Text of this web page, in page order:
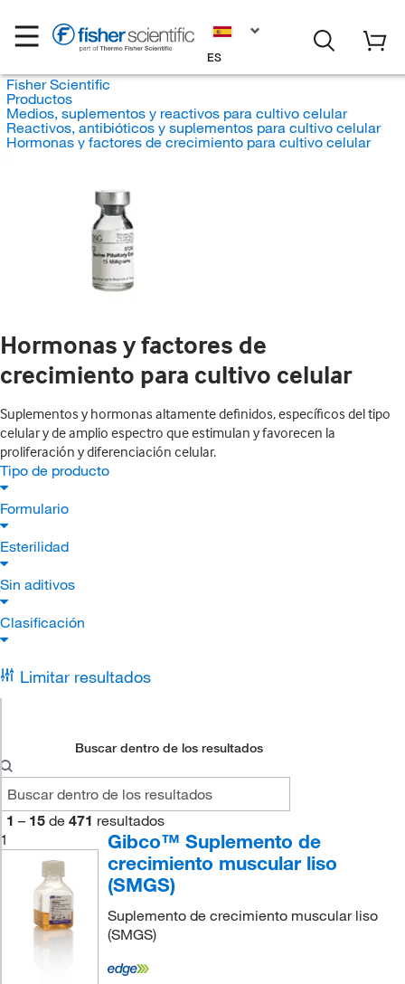
ES
Fisher Scientific
Productos
Medios, suplementos y reactivos para cultivo celular
Reactivos, antibióticos y suplementos para cultivo celular
Hormonas y factores de crecimiento para cultivo celular
Hormonas y factores de
crecimiento para cultivo celular
Suplementos y hormonas altamente definidos, específicos del tipo
celular y de amplio espectro que estimulan y favorecen la
proliferación y diferenciación celular.
Tipo de producto
Formulario
Esterilidad
Sin aditivos
Clasificación
Limitar resultados
Buscar dentro de los resultados
1 – 15 de 471 resultados
1
Gibco™ Suplemento de
crecimiento muscular liso
(SMGS)
Suplemento de crecimiento muscular liso
(SMGS)